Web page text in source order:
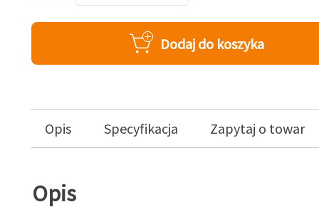
Dodaj do koszyka
Opis Specyfikacja Zapytaj o towar
Opis